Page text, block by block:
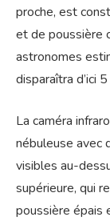
proche, est
et de poussière
astronomes
disparaîtra d’ici
La caméra
nébuleuse avec
visibles au-
supérieure, qui
poussière épais